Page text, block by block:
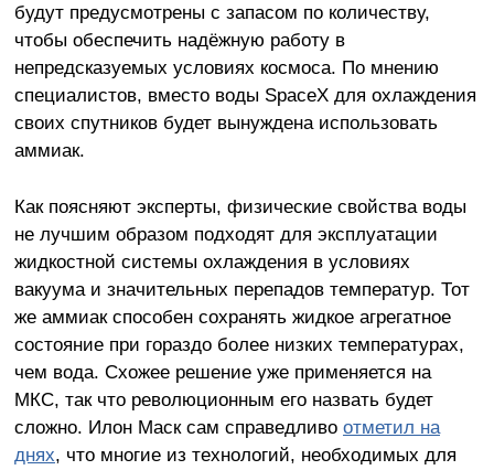
будут предусмотрены с запасом по количеству,
чтобы обеспечить надёжную работу в
непредсказуемых условиях космоса. По мнению
специалистов, вместо воды SpaceX для охлаждения
своих спутников будет вынуждена использовать
аммиак.
Как поясняют эксперты, физические свойства воды
не лучшим образом подходят для эксплуатации
жидкостной системы охлаждения в условиях
вакуума и значительных перепадов температур. Тот
же аммиак способен сохранять жидкое агрегатное
состояние при гораздо более низких температурах,
чем вода. Схожее решение уже применяется на
МКС, так что революционным его назвать будет
сложно. Илон Маск сам справедливо отметил на
днях, что многие из технологий, необходимых для